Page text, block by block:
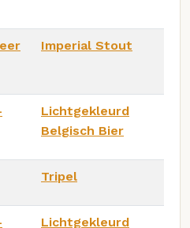
Imperial Stout
Lichtgekleurd
Belgisch Bier
Tripel
Lichtgekleurd